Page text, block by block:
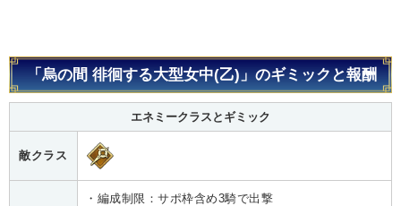
「烏の間 徘徊する大型女中(乙)」のギミックと報酬
エネミークラスとギミック
敵クラス
・編成制限：サポ枠含め3騎で出撃